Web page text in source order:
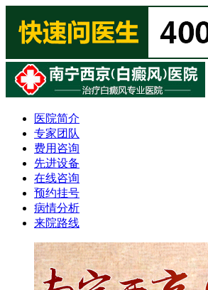
医院简介
专家团队
费用咨询
先进设备
在线咨询
预约挂号
病情分析
来院路线